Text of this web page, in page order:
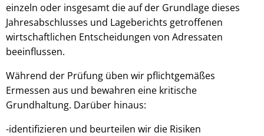
einzeln oder insgesamt die auf der Grundlage dieses
Jahresabschlusses und Lageberichts getroffenen
wirtschaftlichen Entscheidungen von Adressaten
beeinflussen.
Während der Prüfung üben wir pflichtgemäßes
Ermessen aus und bewahren eine kritische
Grundhaltung. Darüber hinaus:
-identifizieren und beurteilen wir die Risiken